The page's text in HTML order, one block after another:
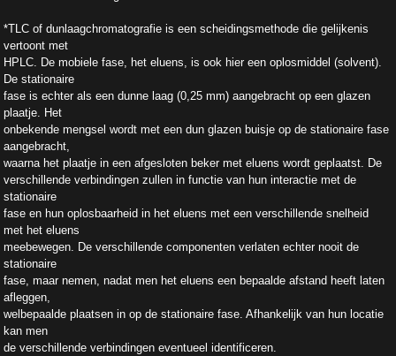
*TLC of dunlaagchromatografie is een scheidingsmethode die gelijkenis
vertoont met
HPLC. De mobiele fase, het eluens, is ook hier een oplosmiddel (solvent).
De stationaire
fase is echter als een dunne laag (0,25 mm) aangebracht op een glazen
plaatje. Het
onbekende mengsel wordt met een dun glazen buisje op de stationaire fase
aangebracht,
waarna het plaatje in een afgesloten beker met eluens wordt geplaatst. De
verschillende verbindingen zullen in functie van hun interactie met de
stationaire
fase en hun oplosbaarheid in het eluens met een verschillende snelheid
met het eluens
meebewegen. De verschillende componenten verlaten echter nooit de
stationaire
fase, maar nemen, nadat men het eluens een bepaalde afstand heeft laten
afleggen,
welbepaalde plaatsen in op de stationaire fase. Afhankelijk van hun locatie
kan men
de verschillende verbindingen eventueel identificeren.